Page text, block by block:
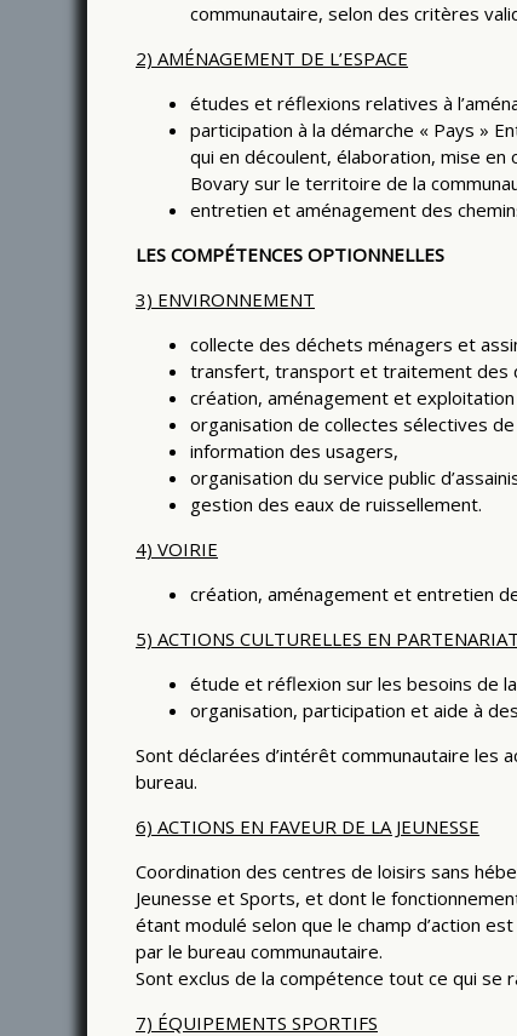
communautaire, selon des critères
2) AMÉNAGEMENT DE L’ESPACE
études et réflexions relatives à
participation à la démarche « Pays »
qui en découlent, élaboration, mise
Bovary sur le territoire de la
entretien et aménagement des
LES COMPÉTENCES OPTIONNELLES
3) ENVIRONNEMENT
collecte des déchets ménagers et
transfert, transport et traitement des
création, aménagement et
organisation de collectes sélectives
information des usagers,
organisation du service public
gestion des eaux de ruissellement.
4) VOIRIE
création, aménagement et entretien
5) ACTIONS CULTURELLES EN
étude et réflexion sur les besoins de
organisation, participation et aide à
Sont déclarées d’intérêt communautaire les
bureau.
6) ACTIONS EN FAVEUR DE LA JEUNESSE
Coordination des centres de loisirs sans
Jeunesse et Sports, et dont le
étant modulé selon que le champ d’action
par le bureau communautaire.
Sont exclus de la compétence tout ce qui se
7) ÉQUIPEMENTS SPORTIFS